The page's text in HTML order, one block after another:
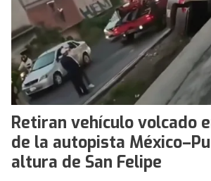
Retiran vehículo volcado
de la autopista
altura de San Felipe